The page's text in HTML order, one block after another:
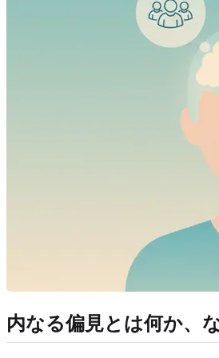
内なる偏見とは何か、